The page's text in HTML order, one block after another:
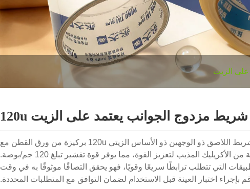
الزيت
شريط مزدوج الجوانب يعتمد على الزيت 120u
يتميز الشريط اللاصق ذو الوجهين ذو الأساس الزيتي 120u بركيزة من ورق القطن مع
مادة لاصقة من الأكريليك المذيب لتعزيز القوة، مما يوفر قوة تقشير تبلغ 120 جم/بوصة.
التي تتطلب ترابطًا سريعًا وقويًا، فهو يحقق التصاقًا موثوقًا به في وقت
بإجراء اختبار العينة قبل الاستخدام لضمان التوافق مع المتطلبات المحددة.